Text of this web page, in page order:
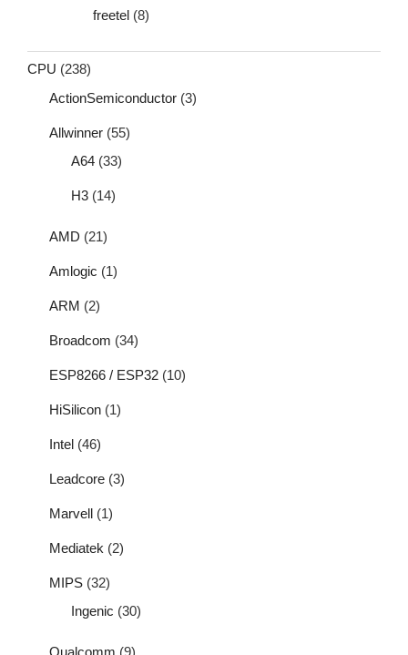
freetel (8)
CPU (238)
ActionSemiconductor (3)
Allwinner (55)
A64 (33)
H3 (14)
AMD (21)
Amlogic (1)
ARM (2)
Broadcom (34)
ESP8266 / ESP32 (10)
HiSilicon (1)
Intel (46)
Leadcore (3)
Marvell (1)
Mediatek (2)
MIPS (32)
Ingenic (30)
Qualcomm (9)